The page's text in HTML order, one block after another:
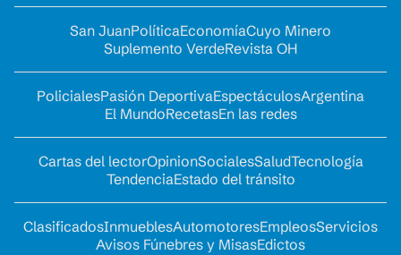
San JuanPolíticaEconomíaCuyo Minero
Suplemento VerdeRevista OH
PolicialesPasión DeportivaEspectáculosArgentina
El MundoRecetasEn las redes
Cartas del lectorOpinionSocialesSaludTecnología
TendenciaEstado del tránsito
ClasificadosInmueblesAutomotoresEmpleosServicios
Avisos Fúnebres y MisasEdictos